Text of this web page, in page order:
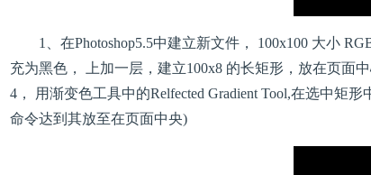
1、在Photoshop5.5中建立新文件， 100x100 大小 RGB
充为黑色， 上加一层，建立100x8 的长矩形，放在页面
4， 用渐变色工具中的Relfected Gradient Tool,在选中矩
命令达到其放至在页面中央)